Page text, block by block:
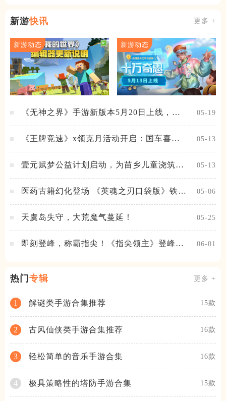
新游快讯 更多 +
新游动态 新游动态
《无神之界》手游新版本5月20日上线，女
05-19
《王牌竞速》x领克月活动开启：国车喜迎
05-13
壹元赋梦公益计划启动，为苗乡儿童浇筑梦
05-13
医药古籍幻化登场 《英魂之刃口袋版》铁扇
05-06
天虞岛失守，大荒魔气蔓延！ 05-25
即刻登峰，称霸指尖！《指尖领主》登峰测
06-01
热门 专辑 更多 +
1 解谜类手游合集推荐 15款
2 古风仙侠类手游合集推荐 16款
3 轻松简单的音乐手游合集 16款
4 极具策略性的塔防手游合集 15款